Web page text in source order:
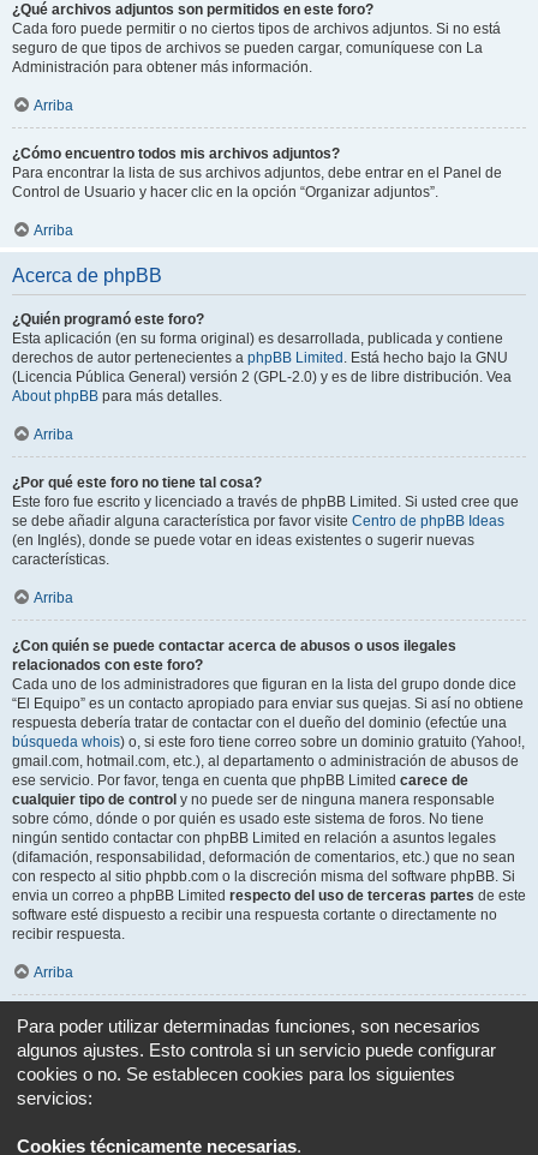
¿Qué archivos adjuntos son permitidos en este foro?
Cada foro puede permitir o no ciertos tipos de archivos adjuntos. Si no está
seguro de que tipos de archivos se pueden cargar, comuníquese con La
Administración para obtener más información.
Arriba
¿Cómo encuentro todos mis archivos adjuntos?
Para encontrar la lista de sus archivos adjuntos, debe entrar en el Panel de
Control de Usuario y hacer clic en la opción “Organizar adjuntos”.
Arriba
Acerca de phpBB
¿Quién programó este foro?
Esta aplicación (en su forma original) es desarrollada, publicada y contiene
derechos de autor pertenecientes a phpBB Limited . Está hecho bajo la GNU
(Licencia Pública General) versión 2 (GPL-2.0) y es de libre distribución. Vea
About phpBB para más detalles.
Arriba
¿Por qué este foro no tiene tal cosa?
Este foro fue escrito y licenciado a través de phpBB Limited. Si usted cree que
se debe añadir alguna característica por favor visite Centro de phpBB Ideas
(en Inglés), donde se puede votar en ideas existentes o sugerir nuevas
características.
Arriba
¿Con quién se puede contactar acerca de abusos o usos ilegales
relacionados con este foro?
Cada uno de los administradores que figuran en la lista del grupo donde dice
“El Equipo” es un contacto apropiado para enviar sus quejas. Si así no obtiene
respuesta debería tratar de contactar con el dueño del dominio (efectúe una
búsqueda whois) o, si este foro tiene correo sobre un dominio gratuito (Yahoo!,
gmail.com, hotmail.com, etc.), al departamento o administración de abusos de
ese servicio. Por favor, tenga en cuenta que phpBB Limited carece de
cualquier tipo de control y no puede ser de ninguna manera responsable
sobre cómo, dónde o por quién es usado este sistema de foros. No tiene
ningún sentido contactar con phpBB Limited en relación a asuntos legales
(difamación, responsabilidad, deformación de comentarios, etc.) que no sean
con respecto al sitio phpbb.com o la discreción misma del software phpBB. Si
envia un correo a phpBB Limited respecto del uso de terceras partes de este
software esté dispuesto a recibir una respuesta cortante o directamente no
recibir respuesta.
Arriba
¿Cómo puedo ponerme en contacto con un Administrador?
Todos los usuarios del foro pueden usar el formulario “Contáctenos”, si está
opción ha sido habilitada por el Administrador del foro.
Los miembros del foro también pueden usar el enlace “El equipo”.
Para poder utilizar determinadas funciones, son necesarios
algunos ajustes. Esto controla si un servicio puede configurar
cookies o no. Se establecen cookies para los siguientes
servicios:
Cookies técnicamente necesarias.